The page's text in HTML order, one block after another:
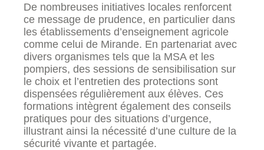
De nombreuses initiatives locales renforcent
ce message de prudence, en particulier dans
les établissements d’enseignement agricole
comme celui de Mirande. En partenariat avec
divers organismes tels que la MSA et les
pompiers, des sessions de sensibilisation sur
le choix et l’entretien des protections sont
dispensées régulièrement aux élèves. Ces
formations intègrent également des conseils
pratiques pour des situations d’urgence,
illustrant ainsi la nécessité d’une culture de la
sécurité vivante et partagée.